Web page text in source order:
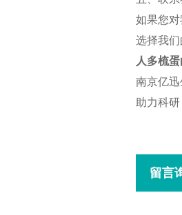
如果您
选择我
人多梳
南京亿
助力科
留言